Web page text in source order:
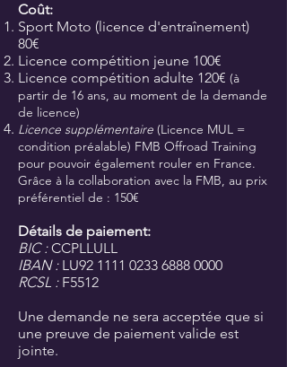
Coût:
Sport Moto (licence d'entraînement)
80€
Licence compétition jeune 100€
Licence compétition adulte 120€ (à
partir de 16 ans, au moment de la demande
de licence)
Licence supplémentaire (Licence MUL =
condition préalable) FMB Offroad Training
pour pouvoir également rouler en France.
Grâce à la collaboration avec la FMB, au prix
préférentiel de : 150€
Détails de paiement:
BIC :CCPLLULL
IBAN :LU92 1111 0233 6888 0000
RCSL :F5512
Une demande ne sera acceptée que si
une preuve de paiement valide est
jointe.